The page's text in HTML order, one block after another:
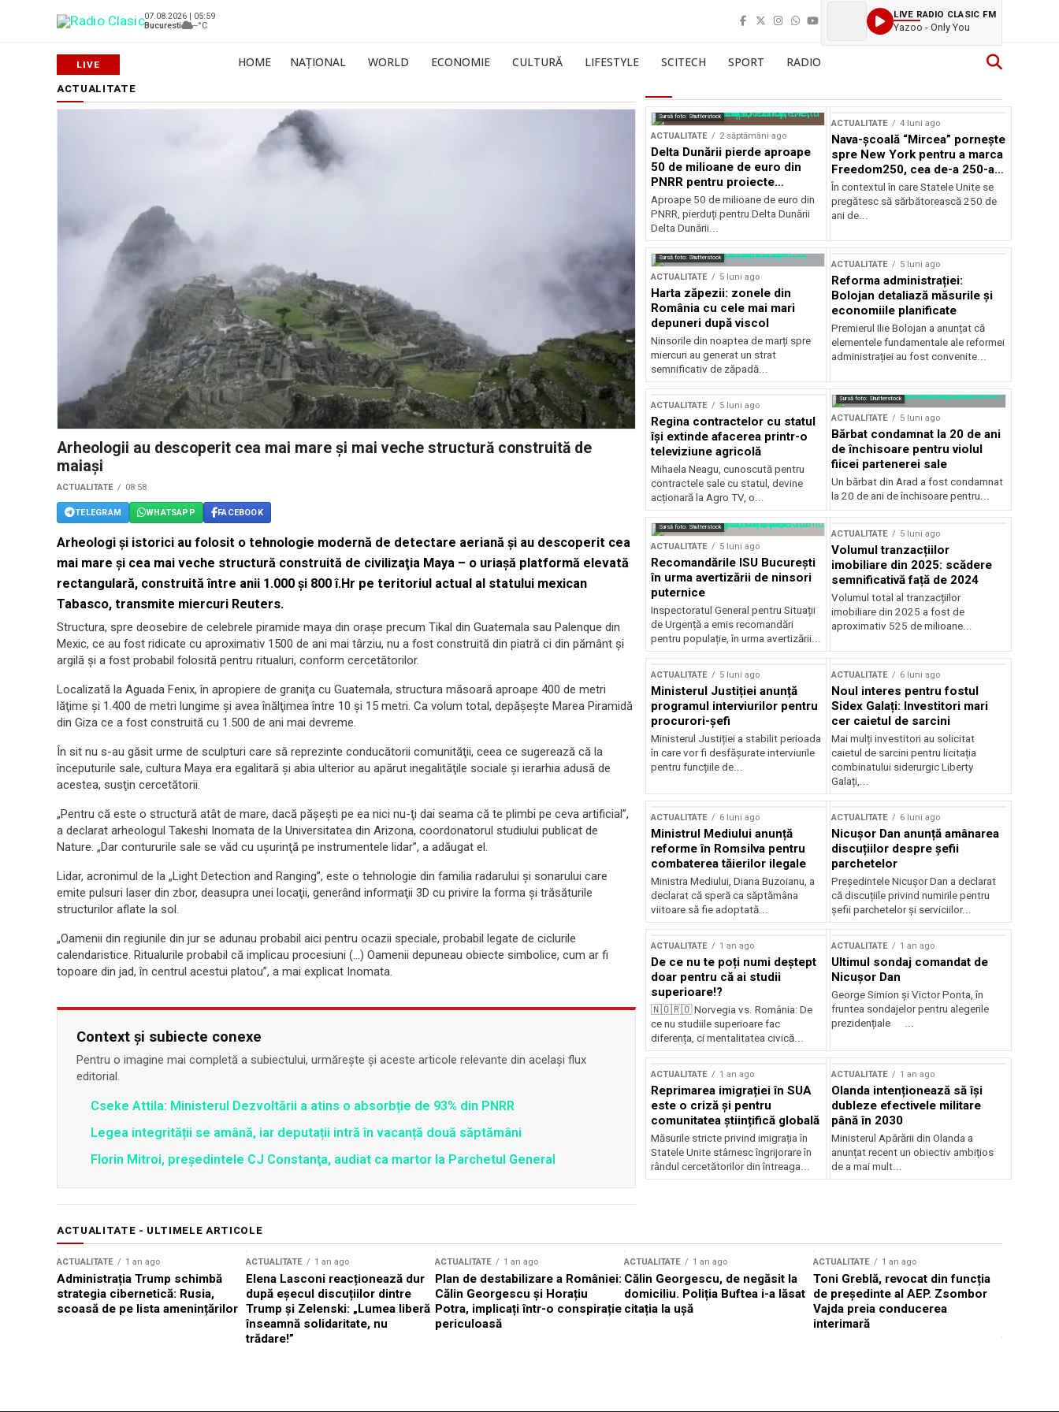
07.08.2026 | 05:59
Bucuresti
--°C
LIVE RADIO CLASIC FM
Yazoo - Only You
HOME NAȚIONAL WORLD ECONOMIE CULTURĂ LIFESTYLE SCITECH SPORT RADIO
ACTUALITATE
Arheologii au descoperit cea mai mare și mai veche structură construită de
maiași
ACTUALITATE 08:58
TELEGRAM WHATSAPP FACEBOOK
Arheologi şi istorici au folosit o tehnologie modernă de detectare aeriană şi au descoperit cea
mai mare şi cea mai veche structură construită de civilizaţia Maya – o uriaşă platformă elevată
rectangulară, construită între anii 1.000 şi 800 î.Hr pe teritoriul actual al statului mexican
Tabasco, transmite miercuri Reuters.
Structura, spre deosebire de celebrele piramide maya din oraşe precum Tikal din Guatemala sau Palenque din
Mexic, ce au fost ridicate cu aproximativ 1500 de ani mai târziu, nu a fost construită din piatră ci din pământ şi
argilă şi a fost probabil folosită pentru ritualuri, conform cercetătorilor.
Localizată la Aguada Fenix, în apropiere de graniţa cu Guatemala, structura măsoară aproape 400 de metri
lăţime şi 1.400 de metri lungime şi avea înălţimea între 10 şi 15 metri. Ca volum total, depăşeşte Marea Piramidă
din Giza ce a fost construită cu 1.500 de ani mai devreme.
În sit nu s-au găsit urme de sculpturi care să reprezinte conducătorii comunităţii, ceea ce sugerează că la
începuturile sale, cultura Maya era egalitară şi abia ulterior au apărut inegalităţile sociale şi ierarhia adusă de
acestea, susţin cercetătorii.
„Pentru că este o structură atât de mare, dacă păşeşti pe ea nici nu-ţi dai seama că te plimbi pe ceva artificial”,
a declarat arheologul Takeshi Inomata de la Universitatea din Arizona, coordonatorul studiului publicat de
Nature. „Dar contururile sale se văd cu uşurinţă pe instrumentele lidar”, a adăugat el.
Lidar, acronimul de la „Light Detection and Ranging”, este o tehnologie din familia radarului şi sonarului care
emite pulsuri laser din zbor, deasupra unei locaţii, generând informaţii 3D cu privire la forma şi trăsăturile
structurilor aflate la sol.
„Oamenii din regiunile din jur se adunau probabil aici pentru ocazii speciale, probabil legate de ciclurile
calendaristice. Ritualurile probabil că implicau procesiuni (…) Oamenii depuneau obiecte simbolice, cum ar fi
topoare din jad, în centrul acestui platou”, a mai explicat Inomata.
Context și subiecte conexe
Pentru o imagine mai completă a subiectului, urmărește și aceste articole relevante din același flux
editorial.
Cseke Attila: Ministerul Dezvoltării a atins o absorbție de 93% din PNRR
Legea integrității se amână, iar deputații intră în vacanță două săptămâni
Florin Mitroi, preşedintele CJ Constanţa, audiat ca martor la Parchetul General
Sursă foto: Shutterstock
ACTUALITATE 2 săptămâni ago
Delta Dunării pierde aproape
50 de milioane de euro din
PNRR pentru proiecte
esențiale
Aproape 50 de milioane de euro din
PNRR, pierduți pentru Delta Dunării
Delta Dunării...
ACTUALITATE 4 luni ago
Nava-școală “Mircea” pornește
spre New York pentru a marca
Freedom250, cea de-a 250-a
aniversare a Statelor Unite
În contextul în care Statele Unite se
pregătesc să sărbătorească 250 de
ani de...
Sursă foto: Shutterstock
ACTUALITATE 5 luni ago
Harta zăpezii: zonele din
România cu cele mai mari
depuneri după viscol
Ninsorile din noaptea de marți spre
miercuri au generat un strat
semnificativ de zăpadă...
ACTUALITATE 5 luni ago
Reforma administrației:
Bolojan detaliază măsurile și
economiile planificate
Premierul Ilie Bolojan a anunțat că
elementele fundamentale ale reformei
administrației au fost convenite...
ACTUALITATE 5 luni ago
Regina contractelor cu statul
își extinde afacerea printr-o
televiziune agricolă
Mihaela Neagu, cunoscută pentru
contractele sale cu statul, devine
acționară la Agro TV, o...
Sursă foto: Shutterstock
ACTUALITATE 5 luni ago
Bărbat condamnat la 20 de ani
de închisoare pentru violul
fiicei partenerei sale
Un bărbat din Arad a fost condamnat
la 20 de ani de închisoare pentru...
Sursă foto: Shutterstock
ACTUALITATE 5 luni ago
Recomandările ISU București
în urma avertizării de ninsori
puternice
Inspectoratul General pentru Situații
de Urgență a emis recomandări
pentru populație, în urma avertizării...
ACTUALITATE 5 luni ago
Volumul tranzacțiilor
imobiliare din 2025: scădere
semnificativă față de 2024
Volumul total al tranzacțiilor
imobiliare din 2025 a fost de
aproximativ 525 de milioane...
ACTUALITATE 5 luni ago
Ministerul Justiției anunță
programul interviurilor pentru
procurori-șefi
Ministerul Justiției a stabilit perioada
în care vor fi desfășurate interviurile
pentru funcțiile de...
ACTUALITATE 6 luni ago
Noul interes pentru fostul
Sidex Galați: Investitori mari
cer caietul de sarcini
Mai mulți investitori au solicitat
caietul de sarcini pentru licitația
combinatului siderurgic Liberty
Galați,...
ACTUALITATE 6 luni ago
Ministrul Mediului anunță
reforme în Romsilva pentru
combaterea tăierilor ilegale
Ministra Mediului, Diana Buzoianu, a
declarat că speră ca săptămâna
viitoare să fie adoptată...
ACTUALITATE 6 luni ago
Nicușor Dan anunță amânarea
discuțiilor despre șefii
parchetelor
Președintele Nicușor Dan a declarat
că discuțiile privind numirile pentru
șefii parchetelor și serviciilor...
ACTUALITATE 1 an ago
De ce nu te poți numi deștept
doar pentru că ai studii
superioare!?
🇳🇴🇷🇴 Norvegia vs. România: De
ce nu studiile superioare fac
diferența, ci mentalitatea civică...
ACTUALITATE 1 an ago
Ultimul sondaj comandat de
Nicușor Dan
George Simion și Victor Ponta, în
fruntea sondajelor pentru alegerile
prezidențiale ...
ACTUALITATE 1 an ago
Reprimarea imigrației în SUA
este o criză și pentru
comunitatea științifică globală
Măsurile stricte privind imigrația în
Statele Unite stârnesc îngrijorare în
rândul cercetătorilor din întreaga...
ACTUALITATE 1 an ago
Olanda intenționează să își
dubleze efectivele militare
până în 2030
Ministerul Apărării din Olanda a
anunțat recent un obiectiv ambițios
de a mai mult...
ACTUALITATE - ULTIMELE ARTICOLE
ACTUALITATE 1 an ago
Administrația Trump schimbă
strategia cibernetică: Rusia,
scoasă de pe lista amenințărilor
ACTUALITATE 1 an ago
Elena Lasconi reacționează dur
după eșecul discuțiilor dintre
Trump și Zelenski: „Lumea liberă
înseamnă solidaritate, nu
trădare!”
ACTUALITATE 1 an ago
Plan de destabilizare a României:
Călin Georgescu și Horațiu
Potra, implicați într-o conspirație
periculoasă
ACTUALITATE 1 an ago
Călin Georgescu, de negăsit la
domiciliu. Poliția Buftea i-a lăsat
citația la ușă
ACTUALITATE 1 an ago
Toni Greblă, revocat din funcția
de președinte al AEP. Zsombor
Vajda preia conducerea
interimară